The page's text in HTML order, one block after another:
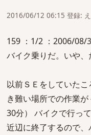
2016/06/12 06:15 登録: え
159 ：1/2 ：2006/08/
バイク乗りだ。いや、
以前ＳＥをしていた
き難い場所での作業
30分） バイクで行っ
近辺に終了するので